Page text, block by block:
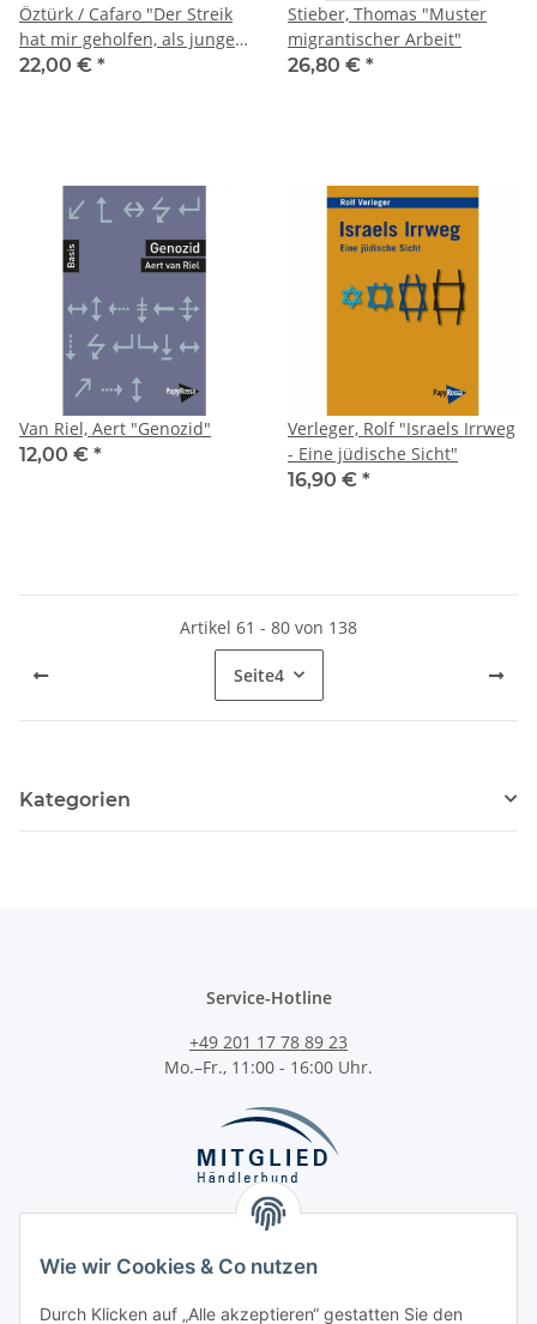
Wie wir Cookies & Co nutzen
Durch Klicken auf „Alle akzeptieren“ gestatten Sie den
Öztürk / Cafaro "Der Streik
hat mir geholfen, als junger
Mensch Kraft aufzubauen"
22,00 € *
Stieber, Thomas "Muster
migrantischer Arbeit"
26,80 € *
Van Riel, Aert "Genozid"
12,00 € *
Verleger, Rolf "Israels Irrweg
- Eine jüdische Sicht"
16,90 € *
Artikel 61 - 80 von 138
Seite4
Kategorien
Service-Hotline
+49 201 17 78 89 23
Mo.–Fr., 11:00 - 16:00 Uhr.